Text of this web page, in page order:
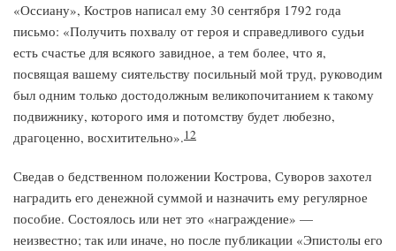
«Оссиану», Костров написал ему 30 сентября 1792 года
письмо: «Получить похвалу от героя и справедливого судьи
есть счастье для всякого завидное, а тем более, что я,
посвящая вашему сиятельству посильный мой труд, руководим
был одним только достодолжным великопочитанием к такому
подвижнику, которого имя и потомству будет любезно,
драгоценно, восхитительно».12
Сведав о бедственном положении Кострова, Суворов захотел
наградить его денежной суммой и назначить ему регулярное
пособие. Состоялось или нет это «награждение» —
неизвестно; так или иначе, но после публикации «Эпистолы его